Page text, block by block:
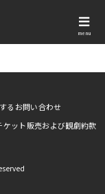
menu
るお問い合わせ
ケット販売および観劇約款